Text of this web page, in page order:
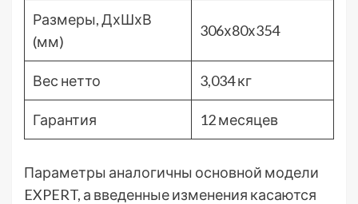
Размеры, ДхШхВ
(мм)
306х80х354
Вес нетто 3,034 кг
Гарантия 12 месяцев
Параметры аналогичны основной модели
EXPERT, а введенные изменения касаются